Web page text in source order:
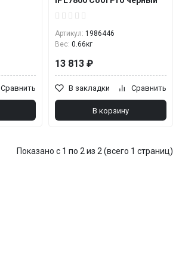
Сравнить
Артикул: 1986446
Вес: 0.66кг
13 813 ₽
В закладки Сравнить
В корзину
Показано с 1 по 2 из 2 (всего 1 страниц)